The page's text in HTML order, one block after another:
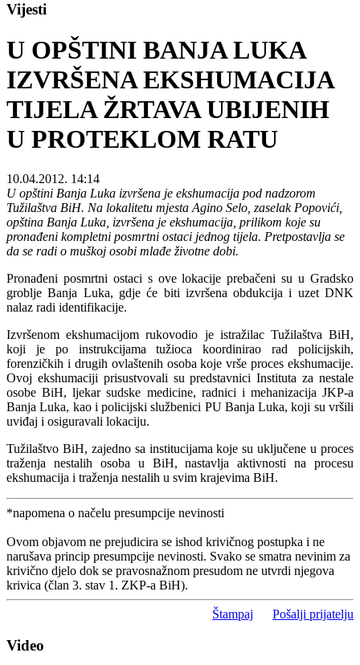
Vijesti
U OPŠTINI BANJA LUKA
IZVRŠENA EKSHUMACIJA
TIJELA ŽRTAVA UBIJENIH
U PROTEKLOM RATU
10.04.2012. 14:14
U opštini Banja Luka izvršena je ekshumacija pod nadzorom
Tužilaštva BiH. Na lokalitetu mjesta Agino Selo, zaselak Popovići,
opština Banja Luka, izvršena je ekshumacija, prilikom koje su
pronađeni kompletni posmrtni ostaci jednog tijela. Pretpostavlja se
da se radi o muškoj osobi mlađe životne dobi.
Pronađeni posmrtni ostaci s ove lokacije prebačeni su u Gradsko
groblje Banja Luka, gdje će biti izvršena obdukcija i uzet DNK
nalaz radi identifikacije.
Izvršenom ekshumacijom rukovodio je istražilac Tužilaštva BiH,
koji je po instrukcijama tužioca koordinirao rad policijskih,
forenzičkih i drugih ovlaštenih osoba koje vrše proces ekshumacije.
Ovoj ekshumaciji prisustvovali su predstavnici Instituta za nestale
osobe BiH, ljekar sudske medicine, radnici i mehanizacija JKP-a
Banja Luka, kao i policijski službenici PU Banja Luka, koji su vršili
uviđaj i osiguravali lokaciju.
Tužilaštvo BiH, zajedno sa institucijama koje su uključene u proces
traženja nestalih osoba u BiH, nastavlja aktivnosti na procesu
ekshumacija i traženja nestalih u svim krajevima BiH.
*napomena o načelu presumpcije nevinosti
Ovom objavom ne prejudicira se ishod krivičnog postupka i ne
narušava princip presumpcije nevinosti. Svako se smatra nevinim za
krivično djelo dok se pravosnažnom presudom ne utvrdi njegova
krivica (član 3. stav 1. ZKP-a BiH).
Štampaj Pošalji prijatelju
Video